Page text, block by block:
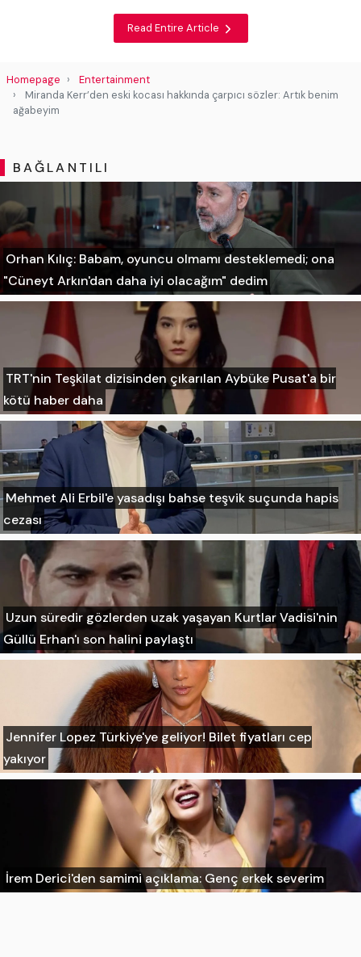
Read Entire Article
Homepage
Entertainment
Miranda Kerr’den eski kocası hakkında çarpıcı sözler: Artık benim
ağabeyim
BAĞLANTILI
Orhan Kılıç: Babam, oyuncu olmamı desteklemedi; ona
"Cüneyt Arkın'dan daha iyi olacağım" dedim
TRT'nin Teşkilat dizisinden çıkarılan Aybüke Pusat'a bir
kötü haber daha
Mehmet Ali Erbil'e yasadışı bahse teşvik suçunda hapis
cezası
Uzun süredir gözlerden uzak yaşayan Kurtlar Vadisi'nin
Güllü Erhan'ı son halini paylaştı
Jennifer Lopez Türkiye'ye geliyor! Bilet fiyatları cep
yakıyor
İrem Derici'den samimi açıklama: Genç erkek severim